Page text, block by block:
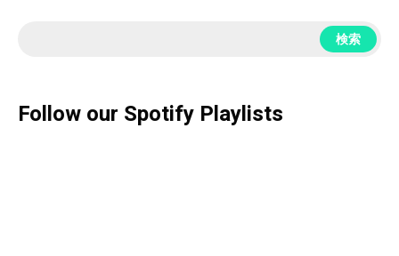
検索
Follow our Spotify Playlists